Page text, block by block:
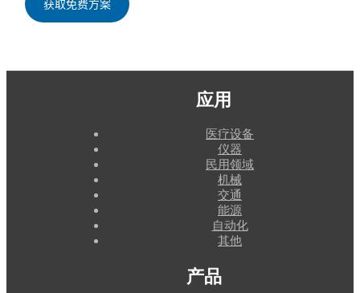
应用
医疗设备
仪器
民用领域
机械
交通
能源
自动化
其他
产品